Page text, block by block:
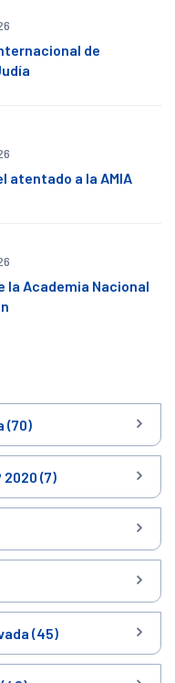
de
atentado a la AMIA
la Academia Nacional
(70)
2020 (7)
(45)